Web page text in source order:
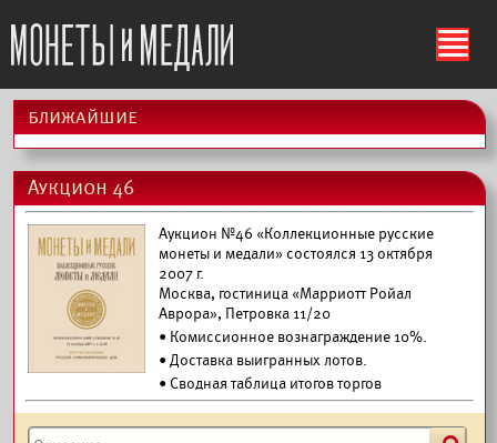
ś
ближайшие
Аукцион 46
Аукцион №46 «Коллекционные русские
монеты и медали» состоялся 13 октября
2007 г.
Москва, гостиница «Марриотт Ройал
Аврора», Петровка 11/20
• Комиссионное вознаграждение 10%.
• Доставка выигранных лотов.
• Сводная таблица итогов торгов